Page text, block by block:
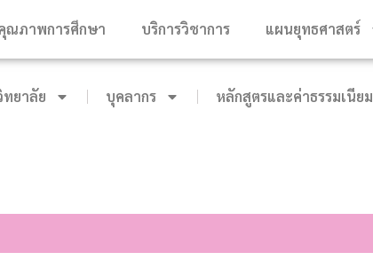
ณภาพการศึกษา บริการวิชาการ แผนยุทธศาสตร์
ยาลัย บุคลากร หลักสูตรและค่าธรรมเนียม